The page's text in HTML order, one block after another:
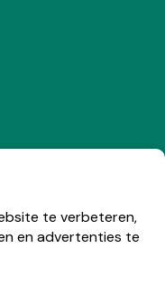
te verbeteren,
en advertenties te